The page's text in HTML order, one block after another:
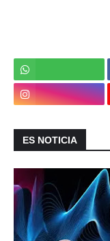
ES NOTICIA